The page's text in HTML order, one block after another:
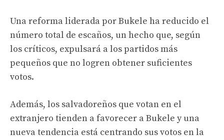
Una reforma liderada por Bukele ha reducido el
número total de escaños, un hecho que, según
los críticos, expulsará a los partidos más
pequeños que no logren obtener suficientes
votos.
Además, los salvadoreños que votan en el
extranjero tienden a favorecer a Bukele y una
nueva tendencia está centrando sus votos en la